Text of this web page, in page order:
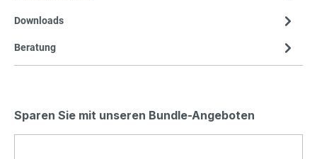
Downloads
Beratung
Sparen Sie mit unseren Bundle-Angeboten